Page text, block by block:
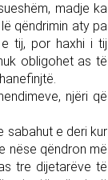
madje ka
qëndrimin aty pa
tij, por haxhi i tij
obligohet as të
njëri që
sabahut e deri kur
nëse qëndron më
tre dijetarëve të